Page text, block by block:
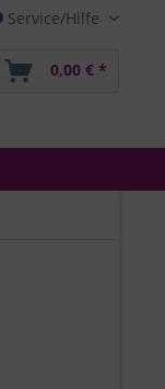
Service/Hilfe
0,00 € *